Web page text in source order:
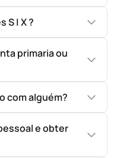
S | X ?
primaria ou
com alguém?
e obter